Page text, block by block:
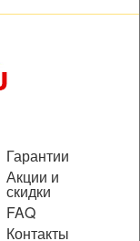
Гарантии
Акции и
скидки
FAQ
Контакты